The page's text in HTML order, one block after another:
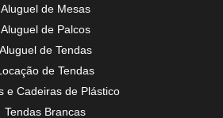
Aluguel de Mesas
Aluguel de Palcos
Aluguel de Tendas
de Tendas
e Cadeiras de Plástico
Tendas Brancas